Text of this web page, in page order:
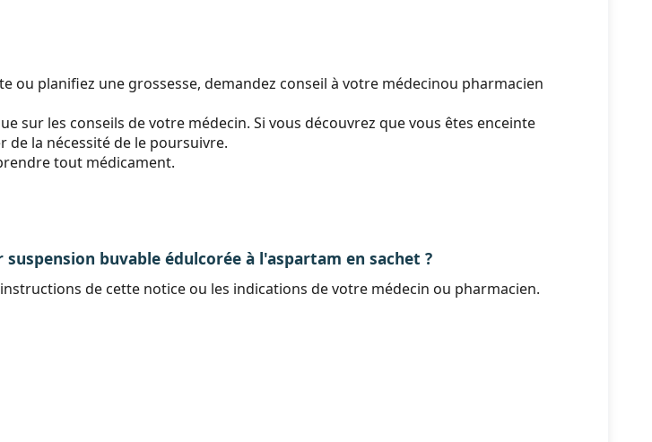
ou planifiez une grossesse, demandez conseil à votre médecinou pharmacien
sur les conseils de votre médecin. Si vous découvrez que vous êtes enceinte
de la nécessité de le poursuivre.
tout médicament.
suspension buvable édulcorée à l'aspartam en sachet ?
de cette notice ou les indications de votre médecin ou pharmacien.